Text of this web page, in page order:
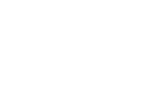
semplice, pratico e